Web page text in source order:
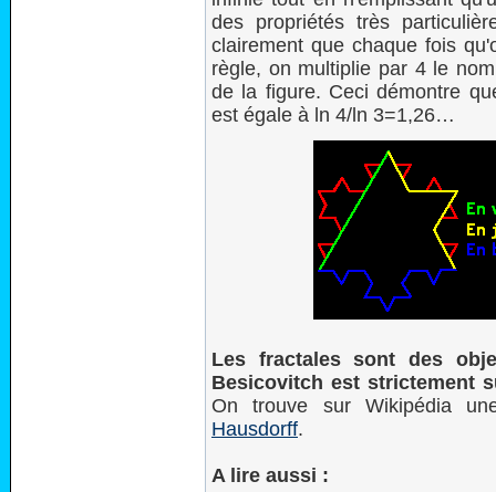
des propriétés très
clairement que chaque fois
règle, on multiplie par 4 le
de la figure. Ceci démontre
est égale à ln 4/ln 3=1,26…
Les fractales sont des
Besicovitch est strictement
On trouve sur Wikipédia
Hausdorff.
A lire aussi :